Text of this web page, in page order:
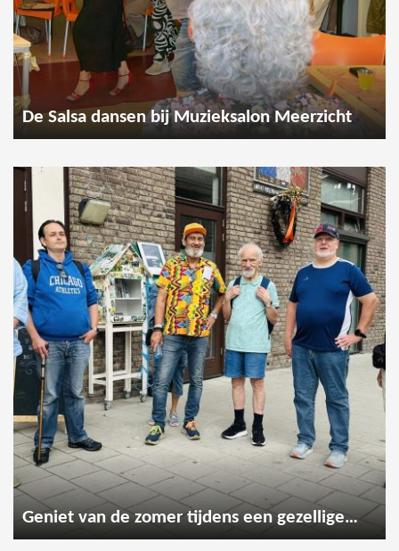
De Salsa dansen bij Muzieksalon Meerzicht
Geniet van de zomer tijdens een gezellige wandeling